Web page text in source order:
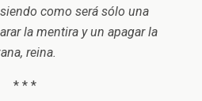
como será sólo una
la mentira y un apagar la
reina.
* * *